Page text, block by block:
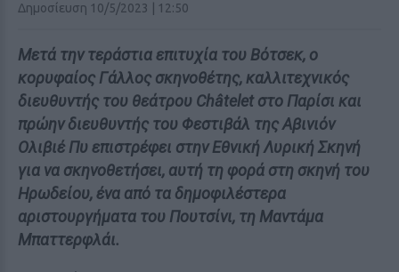
Δημοσίευση 10/5/2023 | 12:50
Μετά την τεράστια επιτυχία του Βότσεκ, ο
κορυφαίος Γάλλος σκηνοθέτης, καλλιτεχνικός
διευθυντής του θεάτρου Châtelet στο Παρίσι και
πρώην διευθυντής του Φεστιβάλ της Αβινιόν
Ολιβιέ Πυ επιστρέφει στην Εθνική Λυρική Σκηνή
για να σκηνοθετήσει, αυτή τη φορά στη σκηνή του
Ηρωδείου, ένα από τα δημοφιλέστερα
αριστουργήματα του Πουτσίνι, τη Μαντάμα
Μπαττερφλάι.